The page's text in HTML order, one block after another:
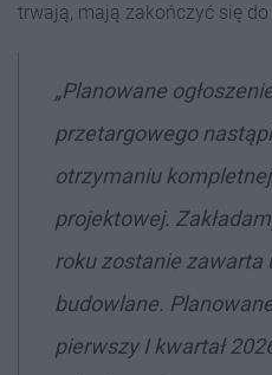
trwają, mają zakończyć się
„Planowane
przetargowego
otrzymaniu
projektowej.
roku zostanie zawarta
budowlane.
pierwszy I kwartał